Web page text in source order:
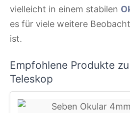
vielleicht in einem stabilen
es für viele weitere
ist.
Empfohlene Produkte
Teleskop